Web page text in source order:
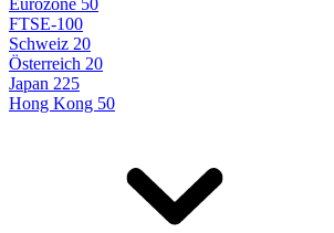
Eurozone 50
FTSE-100
Schweiz 20
Österreich 20
Japan 225
Hong Kong 50